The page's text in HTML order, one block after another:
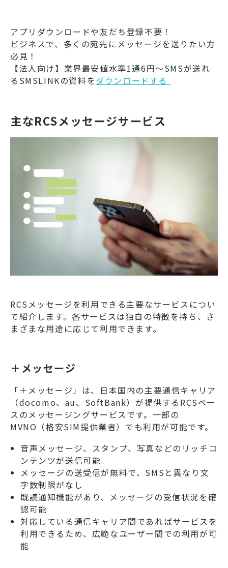
アプリダウンロードや友だち登録不要！
ビジネスで、多くの宛先にメッセージを送りたい方
必見！
【法人向け】業界最安値水準1通6円～SMSが送れ
るSMSLINKの資料をダウンロードする ​​​​​​​
主なRCSメッセージサービス
RCSメッセージを利用できる主要なサービスについ
て紹介します。各サービスは独自の特徴を持ち、さ
まざまな用途に応じて利用できます。
＋メッセージ
「＋メッセージ」は、日本国内の主要通信キャリア
（docomo、au、SoftBank）が提供するRCSベー
スのメッセージングサービスです。一部の
MVNO（格安SIM提供業者）でも利用が可能です。
音声メッセージ、スタンプ、写真などのリッチコ
ンテンツが送信可能
メッセージの送受信が無料で、SMSと異なり文
字数制限がなし
既読通知機能があり、メッセージの受信状況を確
認可能
対応している通信キャリア間であればサービスを
利用できるため、広範なユーザー間での利用が可
能